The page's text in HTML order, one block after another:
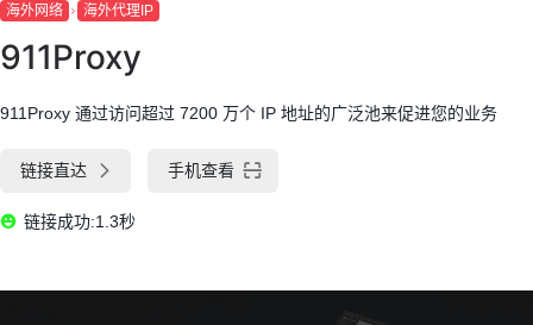
海外网络 海外代理IP
911Proxy
911Proxy 通过访问超过 7200 万个 IP 地址的广泛池来促进您的业务
链接直达 手机查看
链接成功:1.3秒